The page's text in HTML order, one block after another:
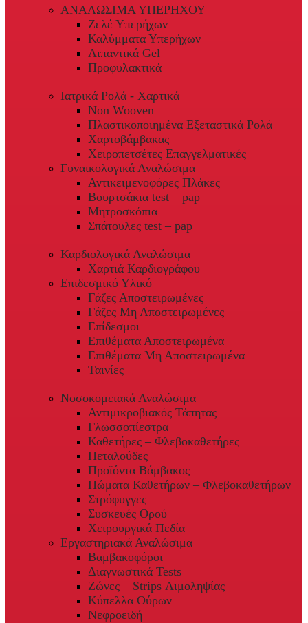
ΑΝΑΛΩΣΙΜΑ ΥΠΕΡΗΧΟΥ
Ζελέ Υπερήχων
Καλύμματα Υπερήχων
Λιπαντικά Gel
Προφυλακτικά
Ιατρικά Ρολά - Χαρτικά
Non Wooven
Πλαστικοποιημένα Εξεταστικά Ρολά
Χαρτοβάμβακας
Χειροπετσέτες Επαγγελματικές
Γυναικολογικά Αναλώσιμα
Αντικειμενοφόρες Πλάκες
Βουρτσάκια test – pap
Μητροσκόπια
Σπάτουλες test – pap
Καρδιολογικά Αναλώσιμα
Χαρτιά Καρδιογράφου
Επιδεσμικό Υλικό
Γάζες Αποστειρωμένες
Γάζες Μη Αποστειρωμένες
Επίδεσμοι
Επιθέματα Αποστειρωμένα
Επιθέματα Μη Αποστειρωμένα
Ταινίες
Νοσοκομειακά Αναλώσιμα
Αντιμικροβιακός Τάπητας
Γλωσσοπίεστρα
Καθετήρες – Φλεβοκαθετήρες
Πεταλούδες
Προϊόντα Βάμβακος
Πώματα Καθετήρων – Φλεβοκαθετήρων
Στρόφυγγες
Συσκευές Ορού
Χειρουργικά Πεδία
Εργαστηριακά Αναλώσιμα
Βαμβακοφόροι
Διαγνωστικά Tests
Ζώνες – Strips Αιμοληψίας
Κύπελλα Ούρων
Νεφροειδή